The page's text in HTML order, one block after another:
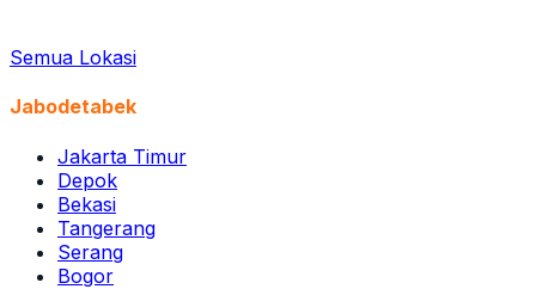
Semua Lokasi
Jabodetabek
Jakarta Timur
Depok
Bekasi
Tangerang
Serang
Bogor